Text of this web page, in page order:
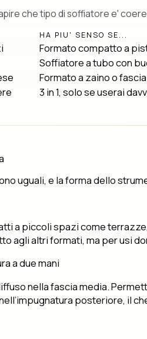
che tipo di soffiatore e'
HA PIU' SENSO SE...
Formato compatto a
Soffiatore a tubo con
Formato a zaino o
3 in 1, solo se userai
uguali, e la forma dello
a piccoli spazi come
agli altri formati, ma per usi
a due mani
nella fascia media.
posteriore, il